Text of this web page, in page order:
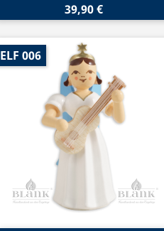
39,90 €
ELF 006